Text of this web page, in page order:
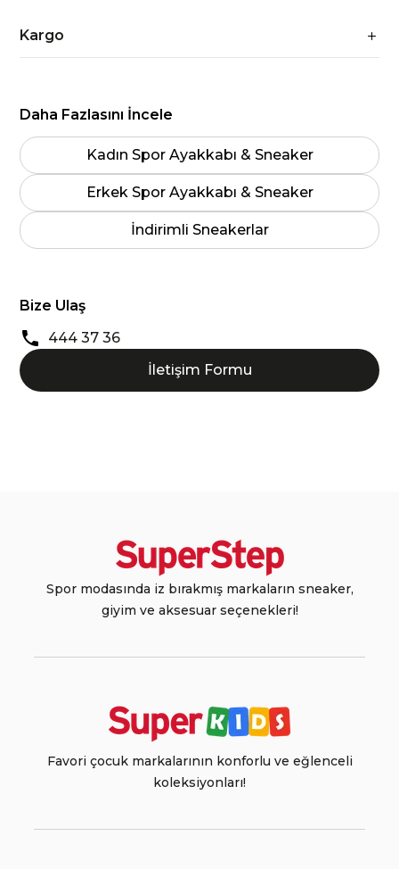
Kargo
Daha Fazlasını İncele
Kadın Spor Ayakkabı & Sneaker
Erkek Spor Ayakkabı & Sneaker
İndirimli Sneakerlar
Bize Ulaş
444 37 36
İletişim Formu
Spor modasında iz bırakmış markaların sneaker,
giyim ve aksesuar seçenekleri!
Favori çocuk markalarının konforlu ve eğlenceli
koleksiyonları!